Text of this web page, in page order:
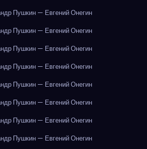
Пушкин — Евгений Онегин
Пушкин — Евгений Онегин
Пушкин — Евгений Онегин
Пушкин — Евгений Онегин
Пушкин — Евгений Онегин
Пушкин — Евгений Онегин
Пушкин — Евгений Онегин
Пушкин — Евгений Онегин